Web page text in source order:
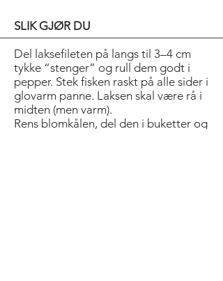
SLIK GJØR DU
Del laksefileten på langs til 3–4 cm
tykke “stenger” og rull dem godt i
pepper. Stek fisken raskt på alle sider i
glovarm panne. Laksen skal være rå i
midten (men varm).
Rens blomkålen, del den i buketter og